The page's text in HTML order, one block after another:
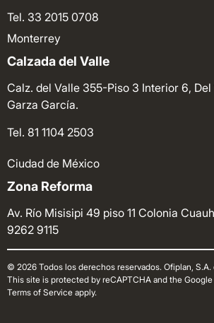
Tel. 33 2015 0708
Monterrey
Calzada del Valle
Calz. del Valle 355-Piso 3 Interior 6, Del
Garza García.
Tel. 81 1104 2503
Ciudad de México
Zona Reforma
Av. Río Misisipi 49 piso 11 Colonia
9262 9115
© 2026 Todos los derechos reservados. Ofiplan, S.A.
This site is protected by reCAPTCHA and the
Terms of Service apply.